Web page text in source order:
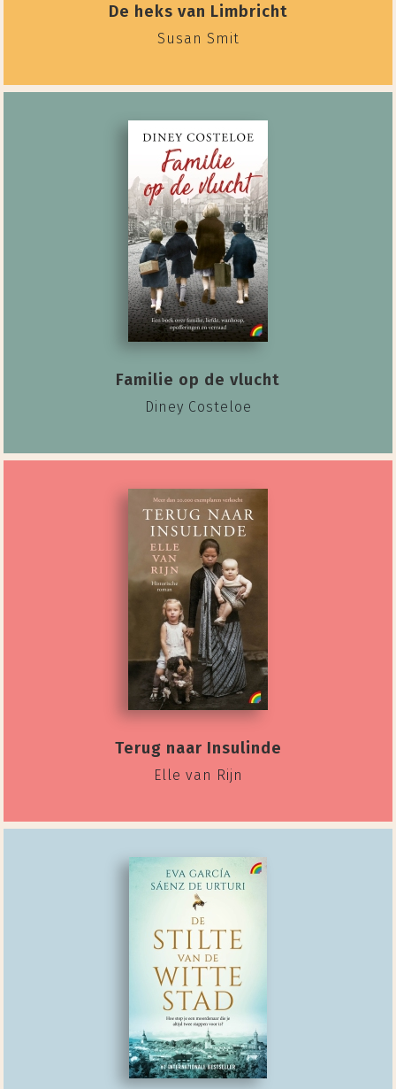
De heks van Limbricht
Susan Smit
Familie op de vlucht
Diney Costeloe
Terug naar Insulinde
Elle van Rijn